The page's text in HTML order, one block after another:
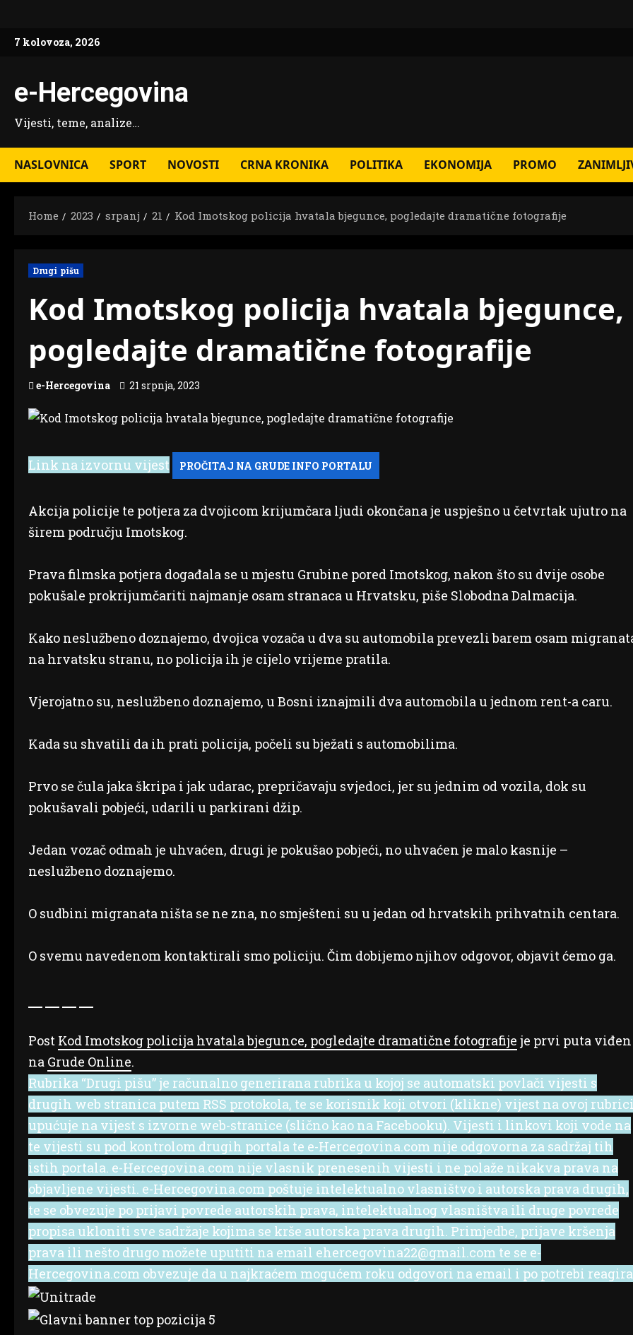
content
7 kolovoza, 2026
e-Hercegovina
Vijesti, teme, analize…
NASLOVNICA SPORT NOVOSTI CRNA KRONIKA POLITIKA EKONOMIJA PROMO
Home 2023 srpanj 21 Kod Imotskog policija hvatala bjegunce, pogledajte dramatične fotografije
Drugi pišu
Kod Imotskog policija hvatala bjegunce,
pogledajte dramatične fotografije
e-Hercegovina 21 srpnja, 2023
Link na izvornu vijest
Akcija policije te potjera za dvojicom krijumčara ljudi okončana je uspješno u četvrtak ujutro na
širem području Imotskog.
Prava filmska potjera događala se u mjestu Grubine pored Imotskog, nakon što su dvije osobe
pokušale prokrijumčariti najmanje osam stranaca u Hrvatsku, piše Slobodna Dalmacija.
Kako neslužbeno doznajemo, dvojica vozača u dva su automobila prevezli barem osam
na hrvatsku stranu, no policija ih je cijelo vrijeme pratila.
Vjerojatno su, neslužbeno doznajemo, u Bosni iznajmili dva automobila u jednom rent-a caru.
Kada su shvatili da ih prati policija, počeli su bježati s automobilima.
Prvo se čula jaka škripa i jak udarac, prepričavaju svjedoci, jer su jednim od vozila, dok su
pokušavali pobjeći, udarili u parkirani džip.
Jedan vozač odmah je uhvaćen, drugi je pokušao pobjeći, no uhvaćen je malo kasnije –
neslužbeno doznajemo.
O sudbini migranata ništa se ne zna, no smješteni su u jedan od hrvatskih prihvatnih centara.
O svemu navedenom kontaktirali smo policiju. Čim dobijemo njihov odgovor, objavit ćemo ga.
Post Kod Imotskog policija hvatala bjegunce, pogledajte dramatične fotografije je prvi puta viđen
na Grude Online.
Rubrika “Drugi pišu” je računalno generirana rubrika u kojoj se automatski povlači vijesti s
drugih web stranica putem RSS protokola, te se korisnik koji otvori (klikne) vijest na ovoj
upućuje na vijest s izvorne web-stranice (slično kao na Facebooku). Vijesti i linkovi koji vode na
te vijesti su pod kontrolom drugih portala te e-Hercegovina.com nije odgovorna za sadržaj tih
istih portala. e-Hercegovina.com nije vlasnik prenesenih vijesti i ne polaže nikakva prava na
objavljene vijesti. e-Hercegovina.com poštuje intelektualno vlasništvo i autorska prava drugih,
te se obvezuje po prijavi povrede autorskih prava, intelektualnog vlasništva ili druge povrede
propisa ukloniti sve sadržaje kojima se krše autorska prava drugih. Primjedbe, prijave kršenja
prava ili nešto drugo možete uputiti na email ehercegovina22@gmail.com te se e-
Hercegovina.com obvezuje da u najkraćem mogućem roku odgovori na email i po potrebi